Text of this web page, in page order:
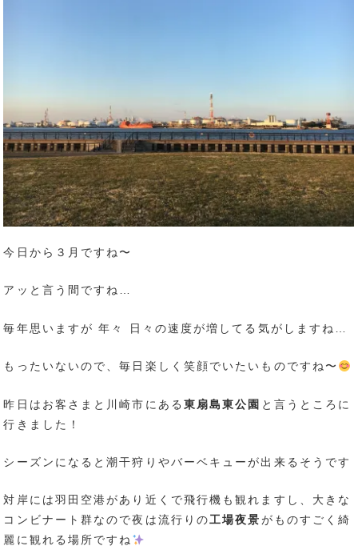
今日から３月ですね〜
アッと言う間ですね…
毎年思いますが 年々 日々の速度が増してる気がしますね…
もったいないので、毎日楽しく笑顔でいたいものですね〜
昨日はお客さまと川崎市にある 東扇島東公園 と言うところに
行きました！
シーズンになると潮干狩りやバーベキューが出来るそうです
対岸には羽田空港があり近くで飛行機も観れますし、大きな
コンビナート群なので夜は流行りの工場夜景がものすごく綺
麗に観れる場所ですね